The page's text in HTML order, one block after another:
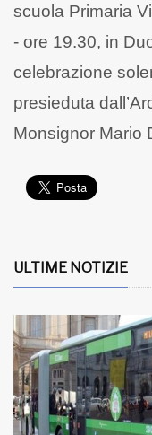
scuola Primaria
- ore 19.30, in
celebrazione
presieduta
Monsignor Mario
ULTIME NOTIZIE